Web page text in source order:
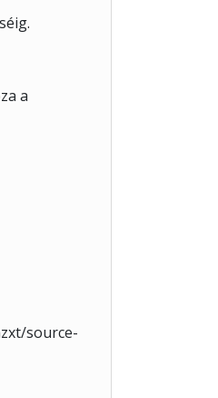
a
source-